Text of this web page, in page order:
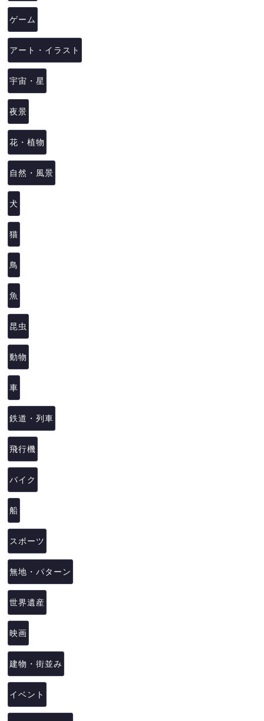
ゲーム
アート・イラスト
宇宙・星
夜景
花・植物
自然・風景
犬
猫
鳥
魚
昆虫
動物
車
鉄道・列車
飛行機
バイク
船
スポーツ
無地・パターン
世界遺産
映画
建物・街並み
イベント